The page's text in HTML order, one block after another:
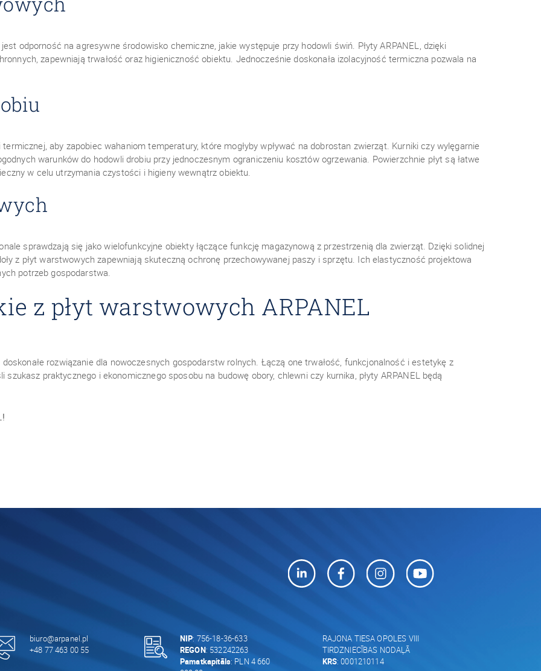
odporność na agresywne środowisko chemiczne, jakie występuje przy hodowli świń. Płyty ARPANEL, dzięki
zapewniają trwałość oraz higieniczność obiektu. Jednocześnie doskonała izolacyjność termiczna pozwala na
aby zapobiec wahaniom temperatury, które mogłyby wpływać na dobrostan zwierząt. Kurniki czy wylęgarnie
warunków do hodowli drobiu przy jednoczesnym ograniczeniu kosztów ogrzewania. Powierzchnie płyt są łatwe
w celu utrzymania czystości i higieny wewnątrz obiektu.
sprawdzają się jako wielofunkcyjne obiekty łączące funkcję magazynową z przestrzenią dla zwierząt. Dzięki solidnej
z płyt warstwowych zapewniają skuteczną ochronę przechowywanej paszy i sprzętu. Ich elastyczność projektowa
potrzeb gospodarstwa.
z płyt warstwowych ARPANEL
rozwiązanie dla nowoczesnych gospodarstw rolnych. Łączą one trwałość, funkcjonalność i estetykę z
praktycznego i ekonomicznego sposobu na budowę obory, chlewni czy kurnika, płyty ARPANEL będą
biuro@arpanel.pl
+48 77 463 00 55
NIP: 756-18-36-633
REGON: 532242263
Pamatkapitāls: PLN 4 660
RAJONA TIESA OPOLES VIII
TIRDZNIECĪBAS NODAĻĀ
KRS: 0001210114